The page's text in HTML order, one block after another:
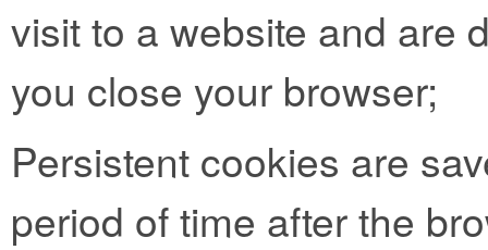
visit to a website and are
you close your browser;
Persistent cookies are
period of time after the